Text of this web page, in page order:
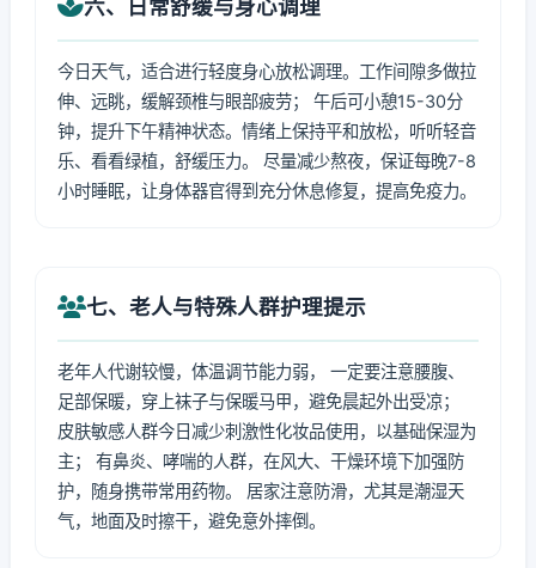
六、日常舒缓与身心调理
今日天气，适合进行轻度身心放松调理。工作间隙多做拉
伸、远眺，缓解颈椎与眼部疲劳； 午后可小憩15-30分
钟，提升下午精神状态。情绪上保持平和放松，听听轻音
乐、看看绿植，舒缓压力。 尽量减少熬夜，保证每晚7-8
小时睡眠，让身体器官得到充分休息修复，提高免疫力。
七、老人与特殊人群护理提示
老年人代谢较慢，体温调节能力弱， 一定要注意腰腹、
足部保暖，穿上袜子与保暖马甲，避免晨起外出受凉；
皮肤敏感人群今日减少刺激性化妆品使用，以基础保湿为
主； 有鼻炎、哮喘的人群，在风大、干燥环境下加强防
护，随身携带常用药物。 居家注意防滑，尤其是潮湿天
气，地面及时擦干，避免意外摔倒。